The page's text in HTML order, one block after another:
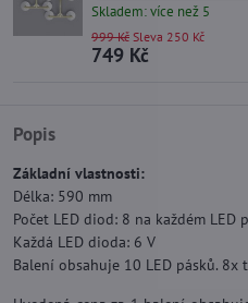
Popis
Základní vlastnosti:
Délka: 590 mm
Počet LED diod: 8 na každém LED
Každá LED dioda: 6 V
Balení obsahuje 10 LED pásků. 8x
Skladem: více než 5
749 Kč
999 Kč Sleva 250 Kč